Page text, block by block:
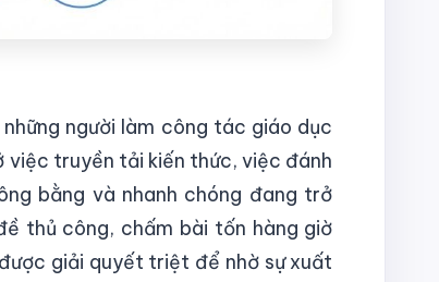
người làm công tác giáo dục
việc truyền tải kiến thức, việc đánh
bằng và nhanh chóng đang trở
thủ công, chấm bài tốn hàng giờ
giải quyết triệt để nhờ sự xuất